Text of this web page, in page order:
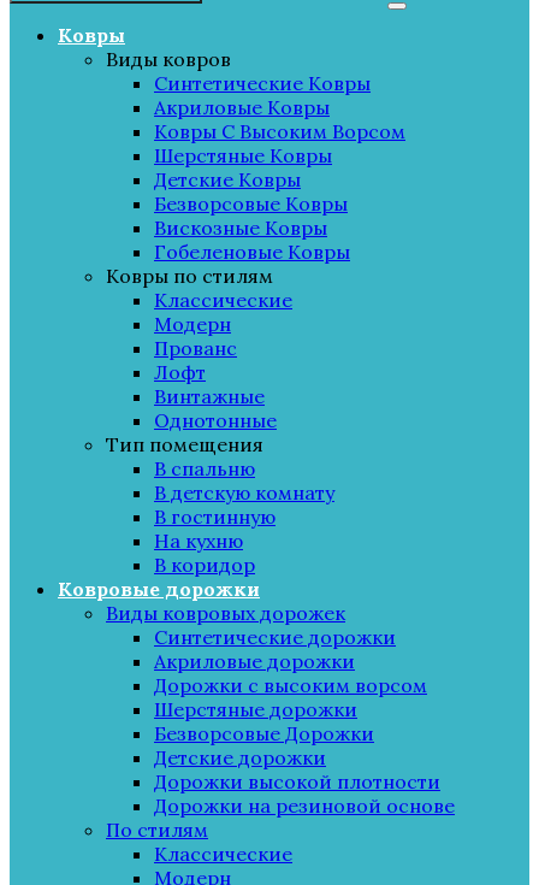
Ковры
Виды ковров
Синтетические Ковры
Акриловые Ковры
Ковры С Высоким Ворсом
Шерстяные Ковры
Детские Ковры
Безворсовые Ковры
Вискозные Ковры
Гобеленовые Ковры
Ковры по стилям
Классические
Модерн
Прованс
Лофт
Винтажные
Однотонные
Тип помещения
В спальню
В детскую комнату
В гостинную
На кухню
В коридор
Ковровые дорожки
Виды ковровых дорожек
Синтетические дорожки
Акриловые дорожки
Дорожки с высоким ворсом
Шерстяные дорожки
Безворсовые Дорожки
Детские дорожки
Дорожки высокой плотности
Дорожки на резиновой основе
По стилям
Классические
Модерн